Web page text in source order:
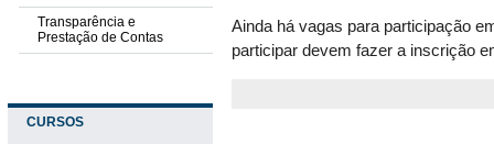
Transparência e
Prestação de Contas
CURSOS
Ainda há vagas para participação
participar devem fazer a inscrição